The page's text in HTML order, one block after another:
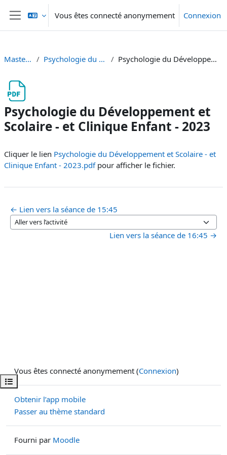
Passer au contenu principal
Panneau latéral
Vous êtes connecté anonymement Connexion
Ouvrir l’index du cours
Masterweek 2023 Psychologie du Développement et Scolaire Psychologie du Développement et Scolaire - et Clinique Enfant - 2023
Psychologie du Développement et
Scolaire - et Clinique Enfant - 2023
Cliquer le lien Psychologie du Développement et Scolaire - et
Clinique Enfant - 2023.pdfpour afficher le fichier.
← Lien vers la séance de 15:45
Aller vers l’activité
Lien vers la séance de 16:45 →
Vous êtes connecté anonymement (Connexion)
Obtenir l’app mobile
Passer au thème standard
Fourni par Moodle